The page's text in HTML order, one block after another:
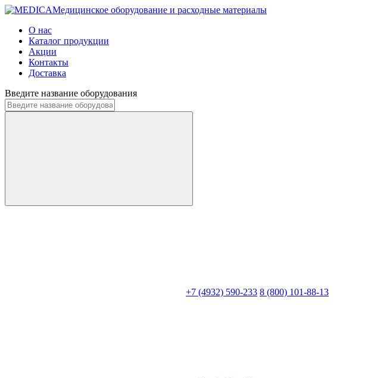
Медицинское оборудование и расходные материалы
О нас
Каталог продукции
Акции
Контакты
Доставка
Введите название оборудования
+7 (4932) 590-233 8 (800) 101-88-13